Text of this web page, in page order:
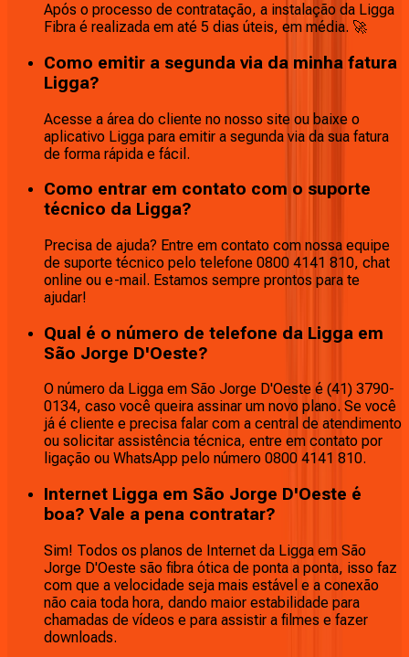
Após o processo de contratação, a instalação da Ligga
Fibra é realizada em até 5 dias úteis, em média. 🚀
Como emitir a segunda via da minha fatura
Ligga?
Acesse a área do cliente no nosso site ou baixe o
aplicativo Ligga para emitir a segunda via da sua fatura
de forma rápida e fácil.
Como entrar em contato com o suporte
técnico da Ligga?
Precisa de ajuda? Entre em contato com nossa equipe
de suporte técnico pelo telefone 0800 4141 810, chat
online ou e-mail. Estamos sempre prontos para te
ajudar!
Qual é o número de telefone da Ligga em
São Jorge D'Oeste?
O número da Ligga em São Jorge D'Oeste é (41) 3790-
0134, caso você queira assinar um novo plano. Se você
já é cliente e precisa falar com a central de atendimento
ou solicitar assistência técnica, entre em contato por
ligação ou WhatsApp pelo número 0800 4141 810.
Internet Ligga em São Jorge D'Oeste é
boa? Vale a pena contratar?
Sim! Todos os planos de Internet da Ligga em São
Jorge D'Oeste são fibra ótica de ponta a ponta, isso faz
com que a velocidade seja mais estável e a conexão
não caia toda hora, dando maior estabilidade para
chamadas de vídeos e para assistir a filmes e fazer
downloads.